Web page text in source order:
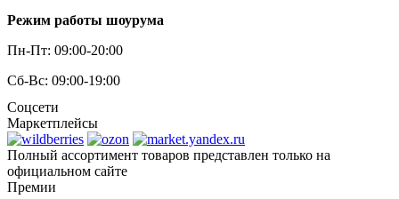
Режим работы шоурума
Пн-Пт: 09:00-20:00
Сб-Вс: 09:00-19:00
Соцсети
Маркетплейсы
Полный ассортимент товаров представлен только на
официальном сайте
Премии